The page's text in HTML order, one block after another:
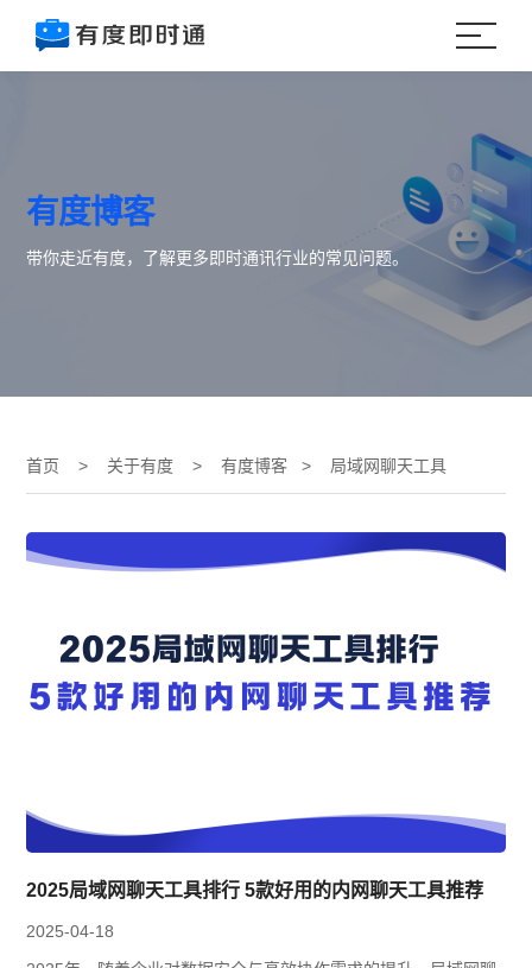
有度博客
带你走近有度，了解更多即时通讯行业的常见问题。
首页 > 关于有度 >有度博客 > 局域网聊天工具
2025局域网聊天工具排行 5款好用的内网聊天工具推荐
2025-04-18